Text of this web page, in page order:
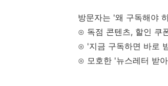
방문자는 '왜 구독해야
⊙ 독점 콘텐츠, 할인 쿠
⊙ '지금 구독하면 바로
⊙ 모호한 '뉴스레터 받